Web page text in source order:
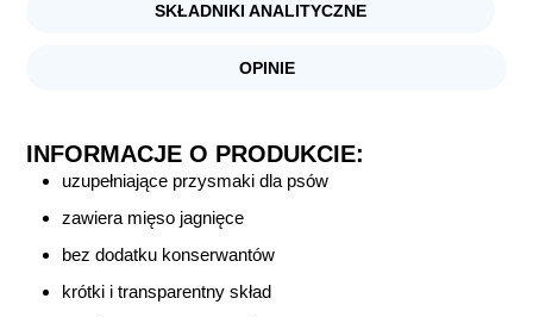
SKŁADNIKI ANALITYCZNE
OPINIE
INFORMACJE O PRODUKCIE:
uzupełniające przysmaki dla psów
zawiera mięso jagnięce
bez dodatku konserwantów
krótki i transparentny skład